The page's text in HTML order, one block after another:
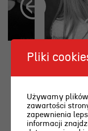
Pliki
Używamy
zawartości
zapewnienia
informacji